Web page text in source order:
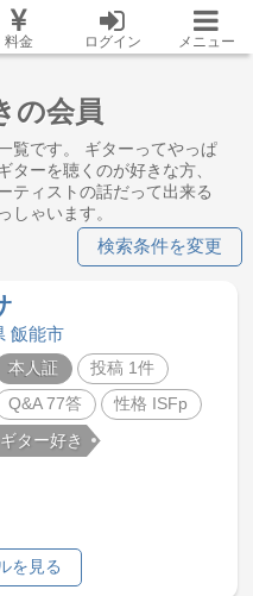
料金 ログイン メニュー
の会員
覧です。 ギターってやっぱ
ターを聴くのが好きな方、
ティストの話だって出来る
しゃいます。
検索条件を変更
飯能市
本人証
投稿 1件
Q&A 77答
性格 ISFp
ギター好き
を見る